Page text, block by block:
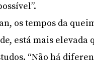
os tempos da
está mais
“Não há